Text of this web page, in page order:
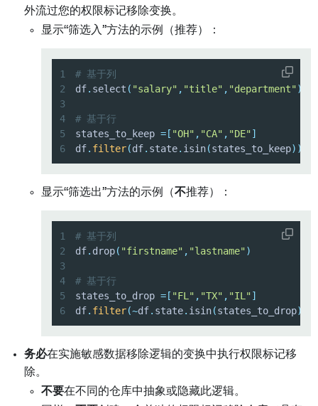
外流过您的权限标记移除变换。
显示“筛选入”方法的示例（推荐）：
1
# 基于列
2
df. select ( "salary" , "title" , "department" )
3
4
# 基于行
5
states_to_keep =[ "OH" , "CA" , "DE" ]
6
df. filter(df. state. isin(states_to_keep) )
显示“筛选出”方法的示例（不推荐）：
1
# 基于列
2
df. drop( "firstname" , "lastname" )
3
4
# 基于行
5
states_to_drop =[ "FL" , "TX" , "IL" ]
6
df. filter(~df. state. isin(states_to_drop)
务必在实施敏感数据移除逻辑的变换中执行权限标记移
除。
不要在不同的仓库中抽象或隐藏此逻辑。